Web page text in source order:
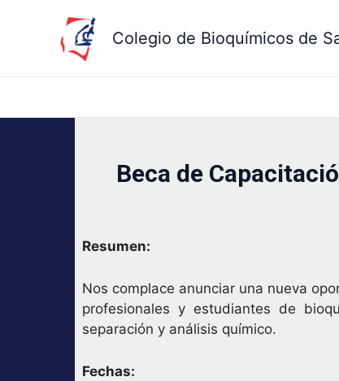
contenido
Colegio de Bioquímicos de
Beca de
Resumen:
Nos complace anunciar una nueva
profesionales y estudiantes de
separación y análisis químico.
Fechas: